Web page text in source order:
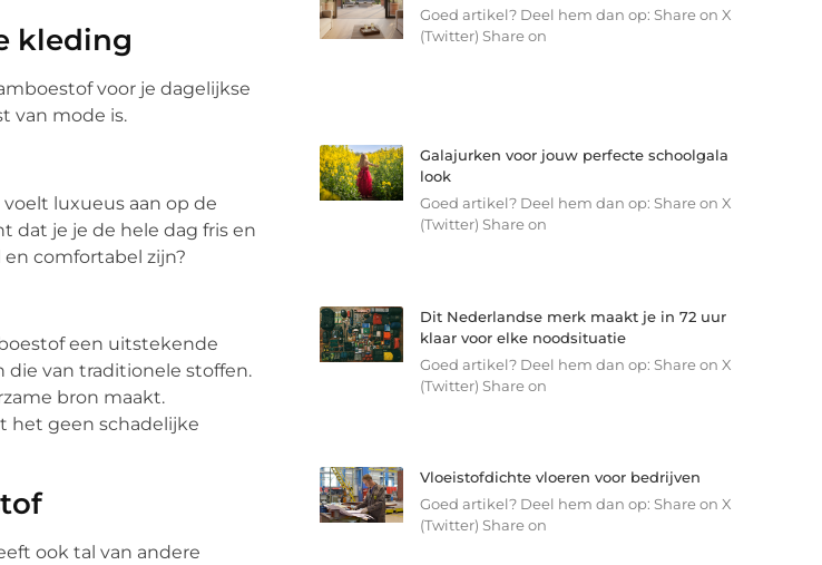
kleding
voor je dagelijkse
van mode is.
luxueus aan op de
dat je je de hele dag fris en
comfortabel zijn?
een uitstekende
die van traditionele stoffen.
bron maakt.
het geen schadelijke
ook tal van andere
Goed artikel? Deel hem dan op: Share on X
(Twitter) Share on
Galajurken voor jouw perfecte schoolgala
look
Goed artikel? Deel hem dan op: Share on X
(Twitter) Share on
Dit Nederlandse merk maakt je in 72 uur
klaar voor elke noodsituatie
Goed artikel? Deel hem dan op: Share on X
(Twitter) Share on
Vloeistofdichte vloeren voor bedrijven
Goed artikel? Deel hem dan op: Share on X
(Twitter) Share on